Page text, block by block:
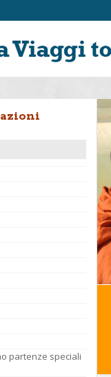
partenze speciali